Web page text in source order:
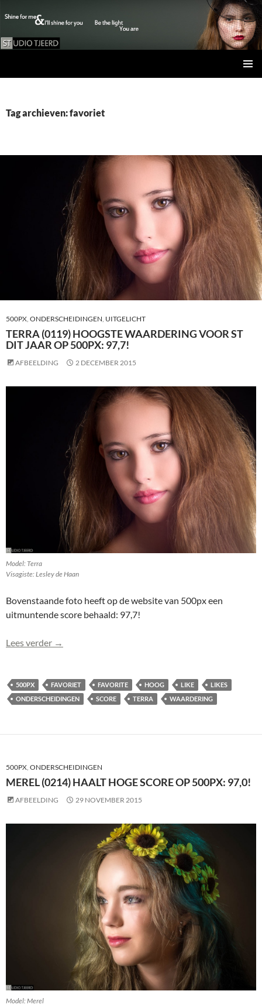
INHOUD
Tag archieven: favoriet
500PX, ONDERSCHEIDINGEN, UITGELICHT
TERRA (0119) HOOGSTE WAARDERING VOOR ST
DIT JAAR OP 500PX: 97,7!
AFBEELDING 2 DECEMBER 2015
Model: Terra
Visagiste: Lesley de Haan
Bovenstaande foto heeft op de website van 500px een
uitmuntende score behaald: 97,7!
Lees verder Terra (0119) hoogste waardering voor ST dit jaar
→
500PX FAVORIET FAVORITE HOOG LIKE
LIKES
ONDERSCHEIDINGEN
SCORE TERRA WAARDERING
500PX, ONDERSCHEIDINGEN
MEREL (0214) HAALT HOGE SCORE OP 500PX: 97,0!
AFBEELDING 29 NOVEMBER 2015
Model: Merel